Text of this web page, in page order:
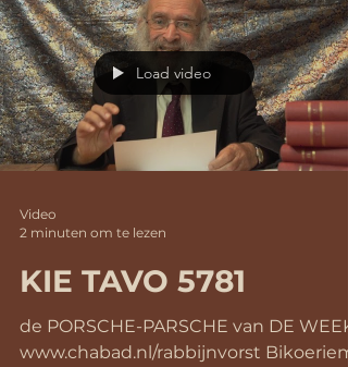
Load video
Video
2 minuten om te lezen
KIE TAVO 5781
de PORSCHE-PARSCHE van DE WEEK
www.chabad.nl/rabbijnvorst Bikoeriem,